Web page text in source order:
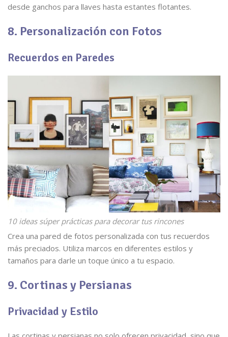
desde ganchos para llaves hasta estantes flotantes.
8. Personalización con Fotos
Recuerdos en Paredes
10 ideas súper prácticas para decorar tus rincones
Crea una pared de fotos personalizada con tus recuerdos
más preciados. Utiliza marcos en diferentes estilos y
tamaños para darle un toque único a tu espacio.
9. Cortinas y Persianas
Privacidad y Estilo